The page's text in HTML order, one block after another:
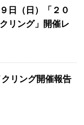
日（日）「２０
リング」開催レ
リング開催報告